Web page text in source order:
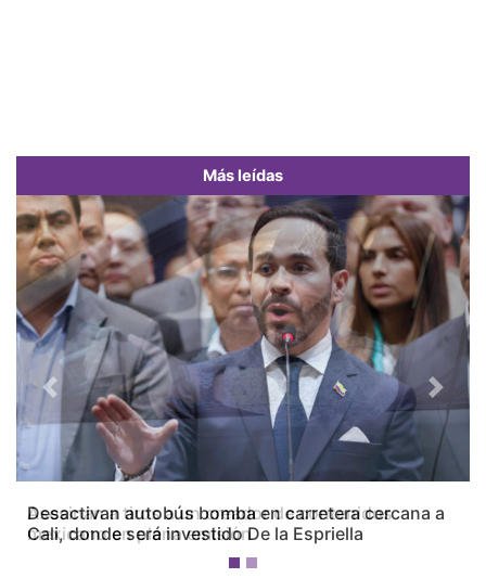
Más leídas
Desactivan autobús bomba en carretera cercana a
Cali, donde será investido De la Espriella
Previous Next